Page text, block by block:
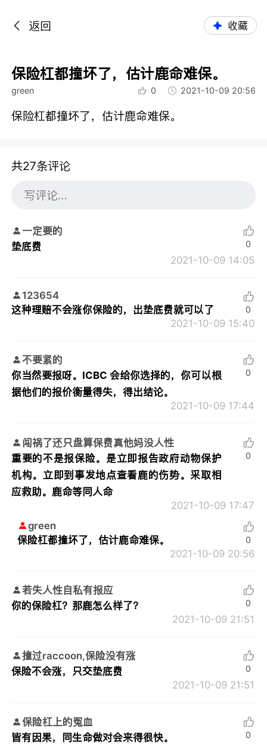
返回 收藏
保险杠都撞坏了，估计鹿命难保。
green 0 2021-10-09 20:56
保险杠都撞坏了，估计鹿命难保。
共27条评论
一定要的
垫底费
2021-10-09 14:05
0
123654
这种理赔不会涨你保险的，出垫底费就可以了
2021-10-09 15:40
0
不要紧的
你当然要报呀。ICBC 会给你选择的，你可以根
据他们的报价衡量得失，得出结论。
2021-10-09 17:44
0
闯祸了还只盘算保费真他妈没人性
重要的不是报保险。是立即报告政府动物保护
机构。立即到事发地点查看鹿的伤势。采取相
应救助。鹿命等同人命
2021-10-09 17:47
0
green
保险杠都撞坏了，估计鹿命难保。
2021-10-09 20:56
0
若失人性自私有报应
你的保险杠？那鹿怎么样了？
2021-10-09 21:51
0
撞过raccoon,保险没有涨
保险不会涨，只交垫底费
2021-10-09 21:51
0
保险杠上的冤血
皆有因果，同生命做对会来得很快。
0